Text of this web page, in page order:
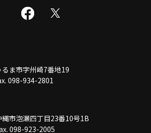
ま市字州崎7番地19
098-934-2801
市泡瀬四丁目23番10号1B
098-923-2005